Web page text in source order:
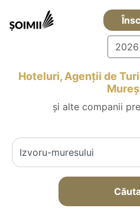
2026
Hoteluri, Agenții de
și alte companii